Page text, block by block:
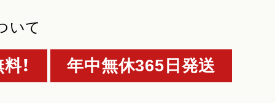
いて
！ 年中無休365日発送